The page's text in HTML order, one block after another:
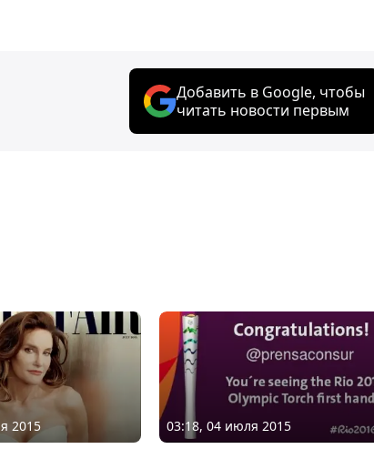
Добавить в Google, чтобы
читать новости первым
2015 03:18, 04 июля 2015